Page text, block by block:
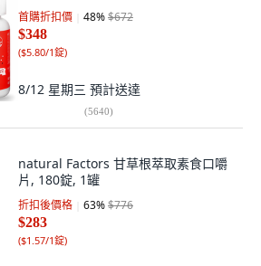
首購折扣價 48%$672
$348
($5.80/1錠)
8/12 星期三 預計送達
(5640)
natural Factors 甘草根萃取素食口嚼
片, 180錠, 1罐
折扣後價格 63%$776
$283
($1.57/1錠)